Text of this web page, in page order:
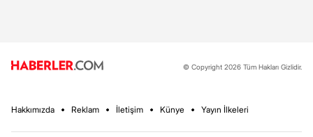
© Copyright 2026 Tüm Hakları Gizlidir.
Hakkımızda Reklam İletişim Künye Yayın İlkeleri